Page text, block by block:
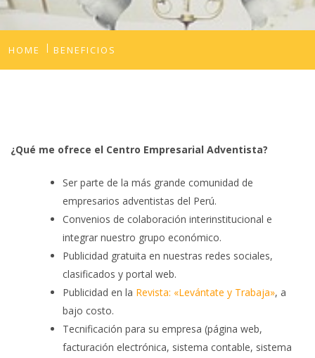
HOME BENEFICIOS
¿Qué me ofrece el Centro Empresarial Adventista?
Ser parte de la más grande comunidad de
empresarios adventistas del Perú.
Convenios de colaboración interinstitucional e
integrar nuestro grupo económico.
Publicidad gratuita en nuestras redes sociales,
clasificados y portal web.
Publicidad en la Revista: «Levántate y Trabaja», a
bajo costo.
Tecnificación para su empresa (página web,
facturación electrónica, sistema contable, sistema